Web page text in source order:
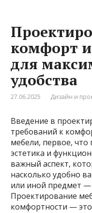
комфорт
для
удобства
27.06.2025 Дизайн и
Введение в
требований к
мебели, первое,
эстетика и
важный аспект,
насколько удобно
или иной предмет
Проектирование
комфортности —